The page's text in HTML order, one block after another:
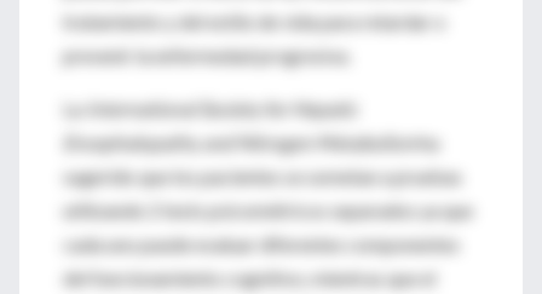
tratamiento y del estilo de vida para retardar o
prevenir la enfermedad progresiva.
La
International Society for Hepatic
Encephalopathy and Nitrogen Metabolismha
sugerido que los pacientes se sometan a pruebas
utilizando 2 tests psicométricos separados ya que
cada uno puede evaluar diferentes componentes
del funcionamiento cognitivo, mientras que el